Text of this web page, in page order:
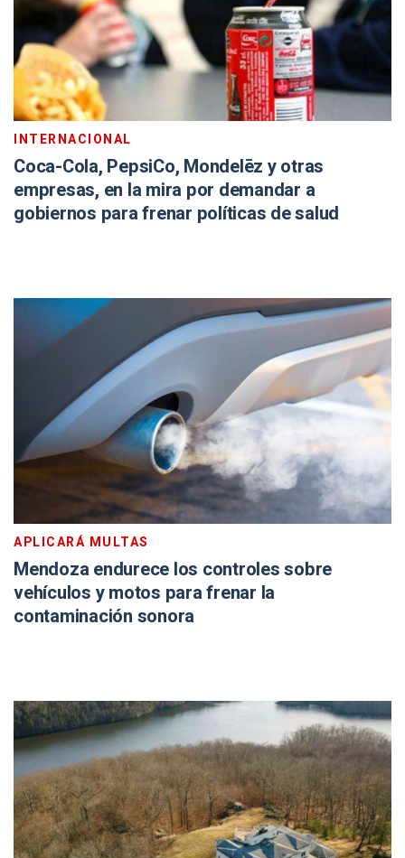
INTERNACIONAL
Coca-Cola, PepsiCo, Mondelēz y otras
empresas, en la mira por demandar a
gobiernos para frenar políticas de salud
APLICARÁ MULTAS
Mendoza endurece los controles sobre
vehículos y motos para frenar la
contaminación sonora